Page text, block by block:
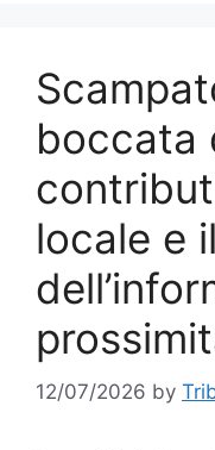
boccata
locale e
12/07/2026 by